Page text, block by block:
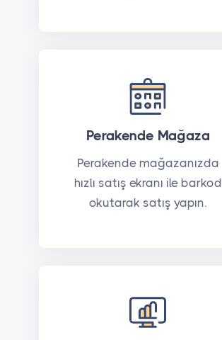
Perakende Mağaza
Perakende mağazanızda
hızlı satış ekranı ile barkod
okutarak satış yapın.